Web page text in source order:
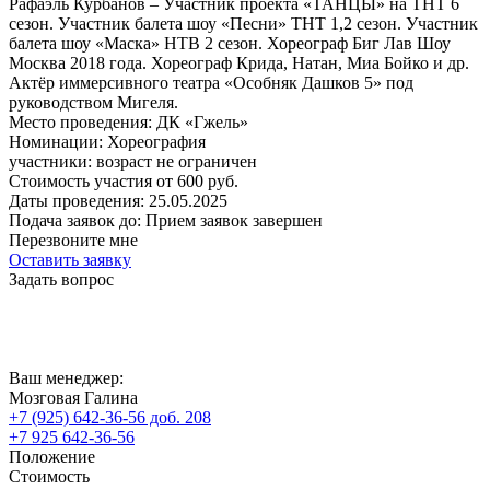
сезон. Участник балета шоу «Песни» ТНТ 1,2 сезон. Участник
балета шоу «Маска» НТВ 2 сезон. Хореограф Биг Лав Шоу
Москва 2018 года. Хореограф Крида, Натан, Миа Бойко и др.
Актёр иммерсивного театра «Особняк Дашков 5» под
руководством Мигеля.
Место проведения: ДК «Гжель»
Номинации: Хореография
участники: возраст не ограничен
Стоимость участия от 600 руб.
Даты проведения: 25.05.2025
Подача заявок до: Прием заявок завершен
Перезвоните мне
Оставить заявку
Задать вопрос
Ваш менеджер:
Мозговая Галина
+7 (925) 642-36-56 доб. 208
+7 925 642-36-56
Положение
Стоимость